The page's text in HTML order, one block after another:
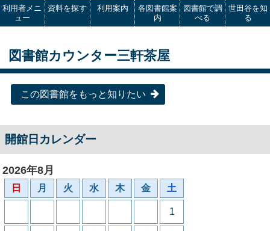
利用者メニ
ュー
資料を探す 利用案内
各図書館案
内
図書館で調
べる
世田谷を知
る
図書館カウンター三軒茶屋
この図書館をもっと知りたい
開館日カレンダー
2026年8月
日 月 火 水 木 金 土
1